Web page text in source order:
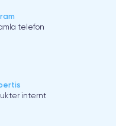
telefon
internt